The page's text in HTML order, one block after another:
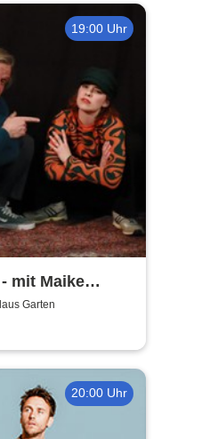
19:00 Uhr
mit Maike
Schultze
Garten
20:00 Uhr